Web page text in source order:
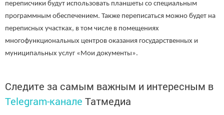
переписчики будут использовать планшеты со специальным
программным обеспечением. Также переписаться можно будет на
переписных участках, в том числе в помещениях
многофункциональных центров оказания государственных и
муниципальных услуг «Мои документы».
Следите за самым важным и интересным в
Telegram-канале Татмедиа